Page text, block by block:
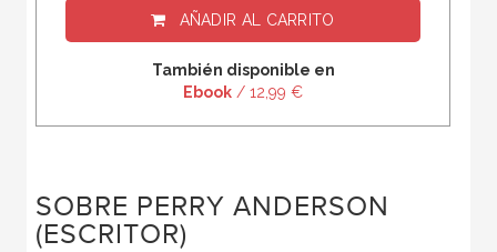
AÑADIR AL CARRITO
También disponible en
Ebook / 12,99 €
SOBRE PERRY ANDERSON
(ESCRITOR)